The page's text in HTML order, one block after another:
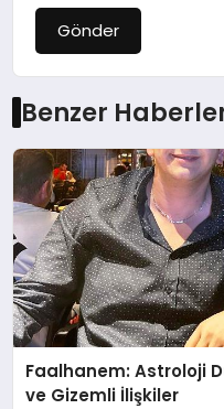
Gönder
Benzer
Faalhanem: Astroloji
ve Gizemli İlişkiler